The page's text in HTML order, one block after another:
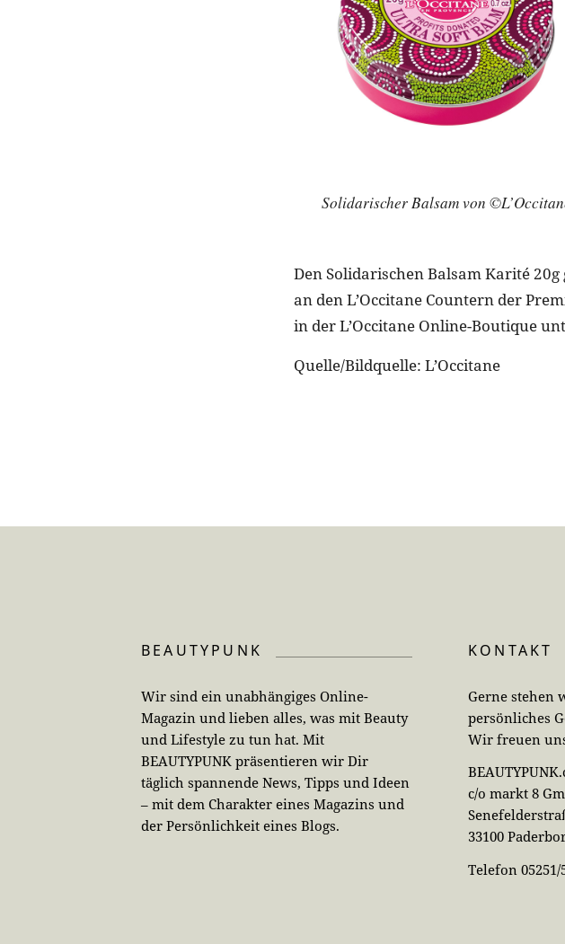
Solidarischer Balsam von
Den Solidarischen Balsam Karité 20g
an den L’Occitane Countern der
in der L’Occitane Online-Boutique
Quelle/Bildquelle: L’Occitane
BEAUTYPUNK
Wir sind ein unabhängiges Online-
Magazin und lieben alles, was mit Beauty
und Lifestyle zu tun hat. Mit
BEAUTYPUNK präsentieren wir Dir
täglich spannende News, Tipps und Ideen
– mit dem Charakter eines Magazins und
der Persönlichkeit eines Blogs.
KONTAKT
Gerne stehen
persönliches
Wir freuen
c/o markt 8
33100
Telefon 05251/